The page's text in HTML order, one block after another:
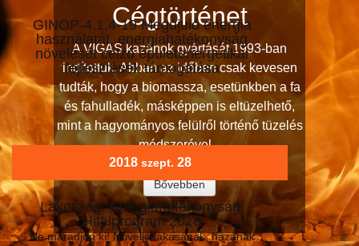
Cégtörténet
A VIGAS kazánok gyártását 1993-ban
indítottuk. Abban az időben csak kevesen
tudták, hogy a biomassza, esetünkben a fa
és fahulladék, másképpen is eltüzelhető,
mint a hagyományos felülről történő tüzelés
módszerével...
Bővebben
GINOP-4.1.4-19 Megújuló energia
használatát, energiahatékonyság
növelését célzó épületenergetikai
fejlesztések támogatása
...
2018 szept. 28
Lakossági Energiahatékonysági
Hitelprogram 2018
Ne maradjon ki! Növelje lakásának, házának